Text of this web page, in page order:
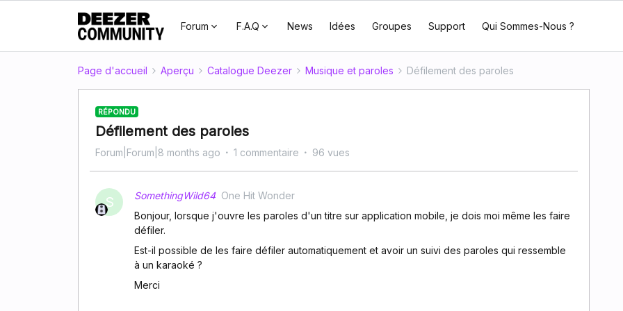
Forum F.A.Q News Idées Groupes Support Qui Sommes-Nous ?
Page d'accueil Aperçu Catalogue Deezer Musique et paroles Défilement des paroles
RÉPONDU
Défilement des paroles
Forum|Forum|8 months ago 1 commentaire 96 vues
S SomethingWild64 One Hit Wonder
Bonjour, lorsque j'ouvre les paroles d'un titre sur application mobile, je dois moi même les faire
défiler.
Est-il possible de les faire défiler automatiquement et avoir un suivi des paroles qui ressemble
à un karaoké ?
Merci